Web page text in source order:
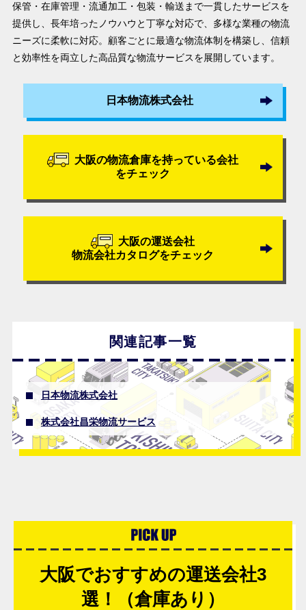
保管・在庫管理・流通加工・包装・輸送まで一貫したサービスを
提供し、長年培ったノウハウと丁寧な対応で、多様な業種の物流
ニーズに柔軟に対応。顧客ごとに最適な物流体制を構築し、信頼
と効率性を両立した高品質な物流サービスを展開しています。
日本物流株式会社
大阪の物流倉庫を持っている会社
をチェック
大阪の運送会社
物流会社カタログをチェック
関連記事一覧
日本物流株式会社
株式会社昌栄物流サービス
大阪でおすすめの運送会社3
選！（倉庫あり）